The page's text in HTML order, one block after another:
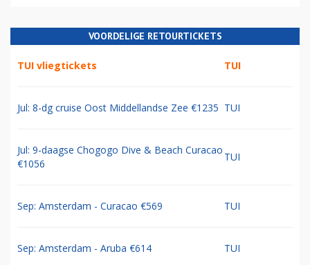
VOORDELIGE RETOURTICKETS
TUI vliegtickets TUI
Jul: 8-dg cruise Oost Middellandse Zee €1235 TUI
Jul: 9-daagse Chogogo Dive & Beach Curacao
€1056
TUI
Sep: Amsterdam - Curacao €569 TUI
Sep: Amsterdam - Aruba €614 TUI